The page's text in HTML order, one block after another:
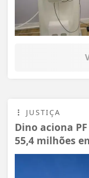
JUSTIÇA
Dino aciona
55,4 milhões